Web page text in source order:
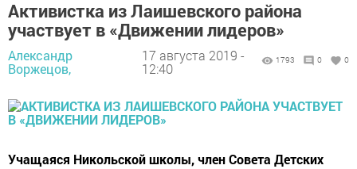
Активистка из Лаишевского района
участвует в «Движении лидеров»
Александр
Воржецов,
17 августа 2019 -
12:40
1793 0 0
Учащаяся Никольской школы, член Совета Детских